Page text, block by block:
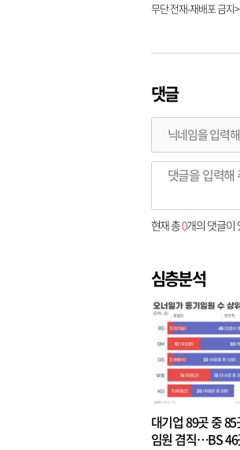
무단 전재-재배포 금지
댓글
현재 총0개의 댓글이
심층분석
대기업 89곳 중
임원 겸직…BS 46